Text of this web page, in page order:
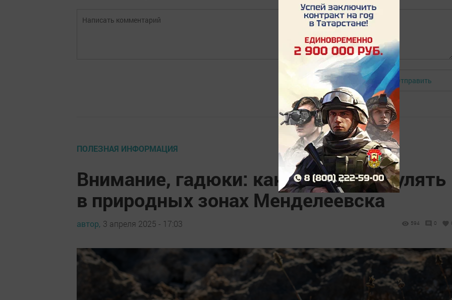
Авторизоваться Отправить
ПОЛЕЗНАЯ ИНФОРМАЦИЯ
Внимание, гадюки: как безопасно гулять
в природных зонах Менделеевска
автор, 3 апреля 2025 - 17:03 594 0